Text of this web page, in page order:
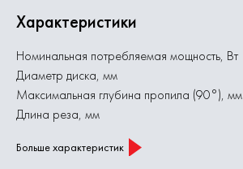
Характеристики
Номинальная потребляемая мощность, Вт
Диаметр диска, мм
Максимальная глубина пропила (90°), мм
Длина реза, мм
Больше характеристик